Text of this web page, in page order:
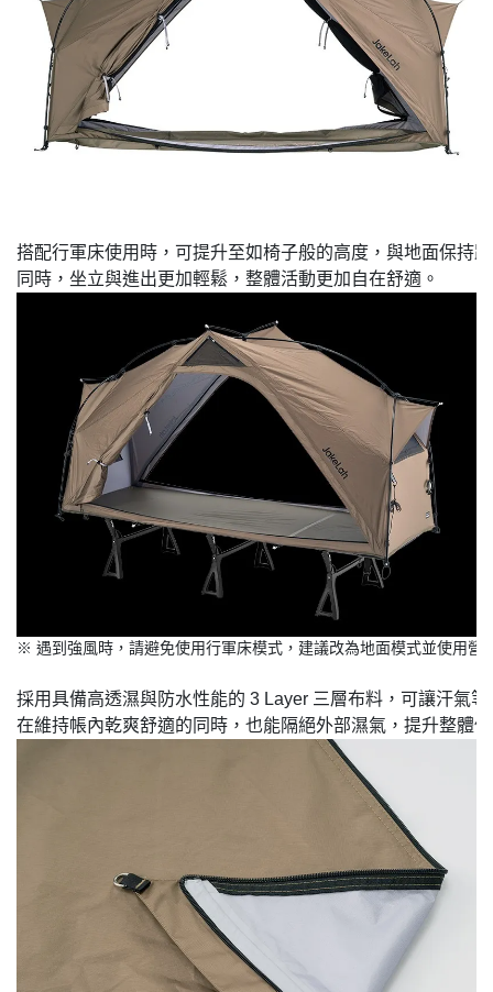
搭配行軍床使用時，可提升至如椅子般的高度，與地面保持
採用具備高透濕與防水性能的 3 Layer 三層布料，可讓汗氣